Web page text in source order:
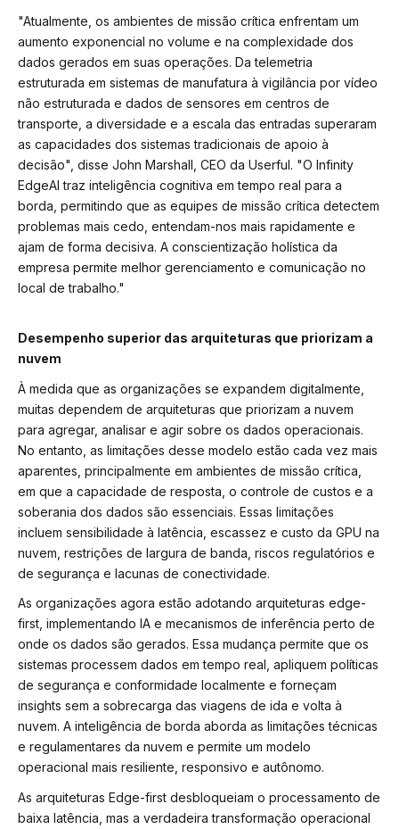
"Atualmente, os ambientes de missão crítica enfrentam um
aumento exponencial no volume e na complexidade dos
dados gerados em suas operações. Da telemetria
estruturada em sistemas de manufatura à vigilância por vídeo
não estruturada e dados de sensores em centros de
transporte, a diversidade e a escala das entradas superaram
as capacidades dos sistemas tradicionais de apoio à
decisão", disse John Marshall, CEO da Userful. "O Infinity
EdgeAI traz inteligência cognitiva em tempo real para a
borda, permitindo que as equipes de missão crítica detectem
problemas mais cedo, entendam-nos mais rapidamente e
ajam de forma decisiva. A conscientização holística da
empresa permite melhor gerenciamento e comunicação no
local de trabalho."
Desempenho superior das arquiteturas que priorizam a
nuvem
À medida que as organizações se expandem digitalmente,
muitas dependem de arquiteturas que priorizam a nuvem
para agregar, analisar e agir sobre os dados operacionais.
No entanto, as limitações desse modelo estão cada vez mais
aparentes, principalmente em ambientes de missão crítica,
em que a capacidade de resposta, o controle de custos e a
soberania dos dados são essenciais. Essas limitações
incluem sensibilidade à latência, escassez e custo da GPU na
nuvem, restrições de largura de banda, riscos regulatórios e
de segurança e lacunas de conectividade.
As organizações agora estão adotando arquiteturas edge-
first, implementando IA e mecanismos de inferência perto de
onde os dados são gerados. Essa mudança permite que os
sistemas processem dados em tempo real, apliquem políticas
de segurança e conformidade localmente e forneçam
insights sem a sobrecarga das viagens de ida e volta à
nuvem. A inteligência de borda aborda as limitações técnicas
e regulamentares da nuvem e permite um modelo
operacional mais resiliente, responsivo e autônomo.
As arquiteturas Edge-first desbloqueiam o processamento de
baixa latência, mas a verdadeira transformação operacional